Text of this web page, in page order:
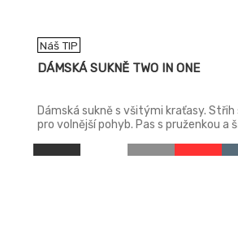
Náš TIP
DÁMSKÁ SUKNĚ TWO IN ONE
Dámská sukně s všitými kraťasy.
pro volnější pohyb. Pas s pruženkou a